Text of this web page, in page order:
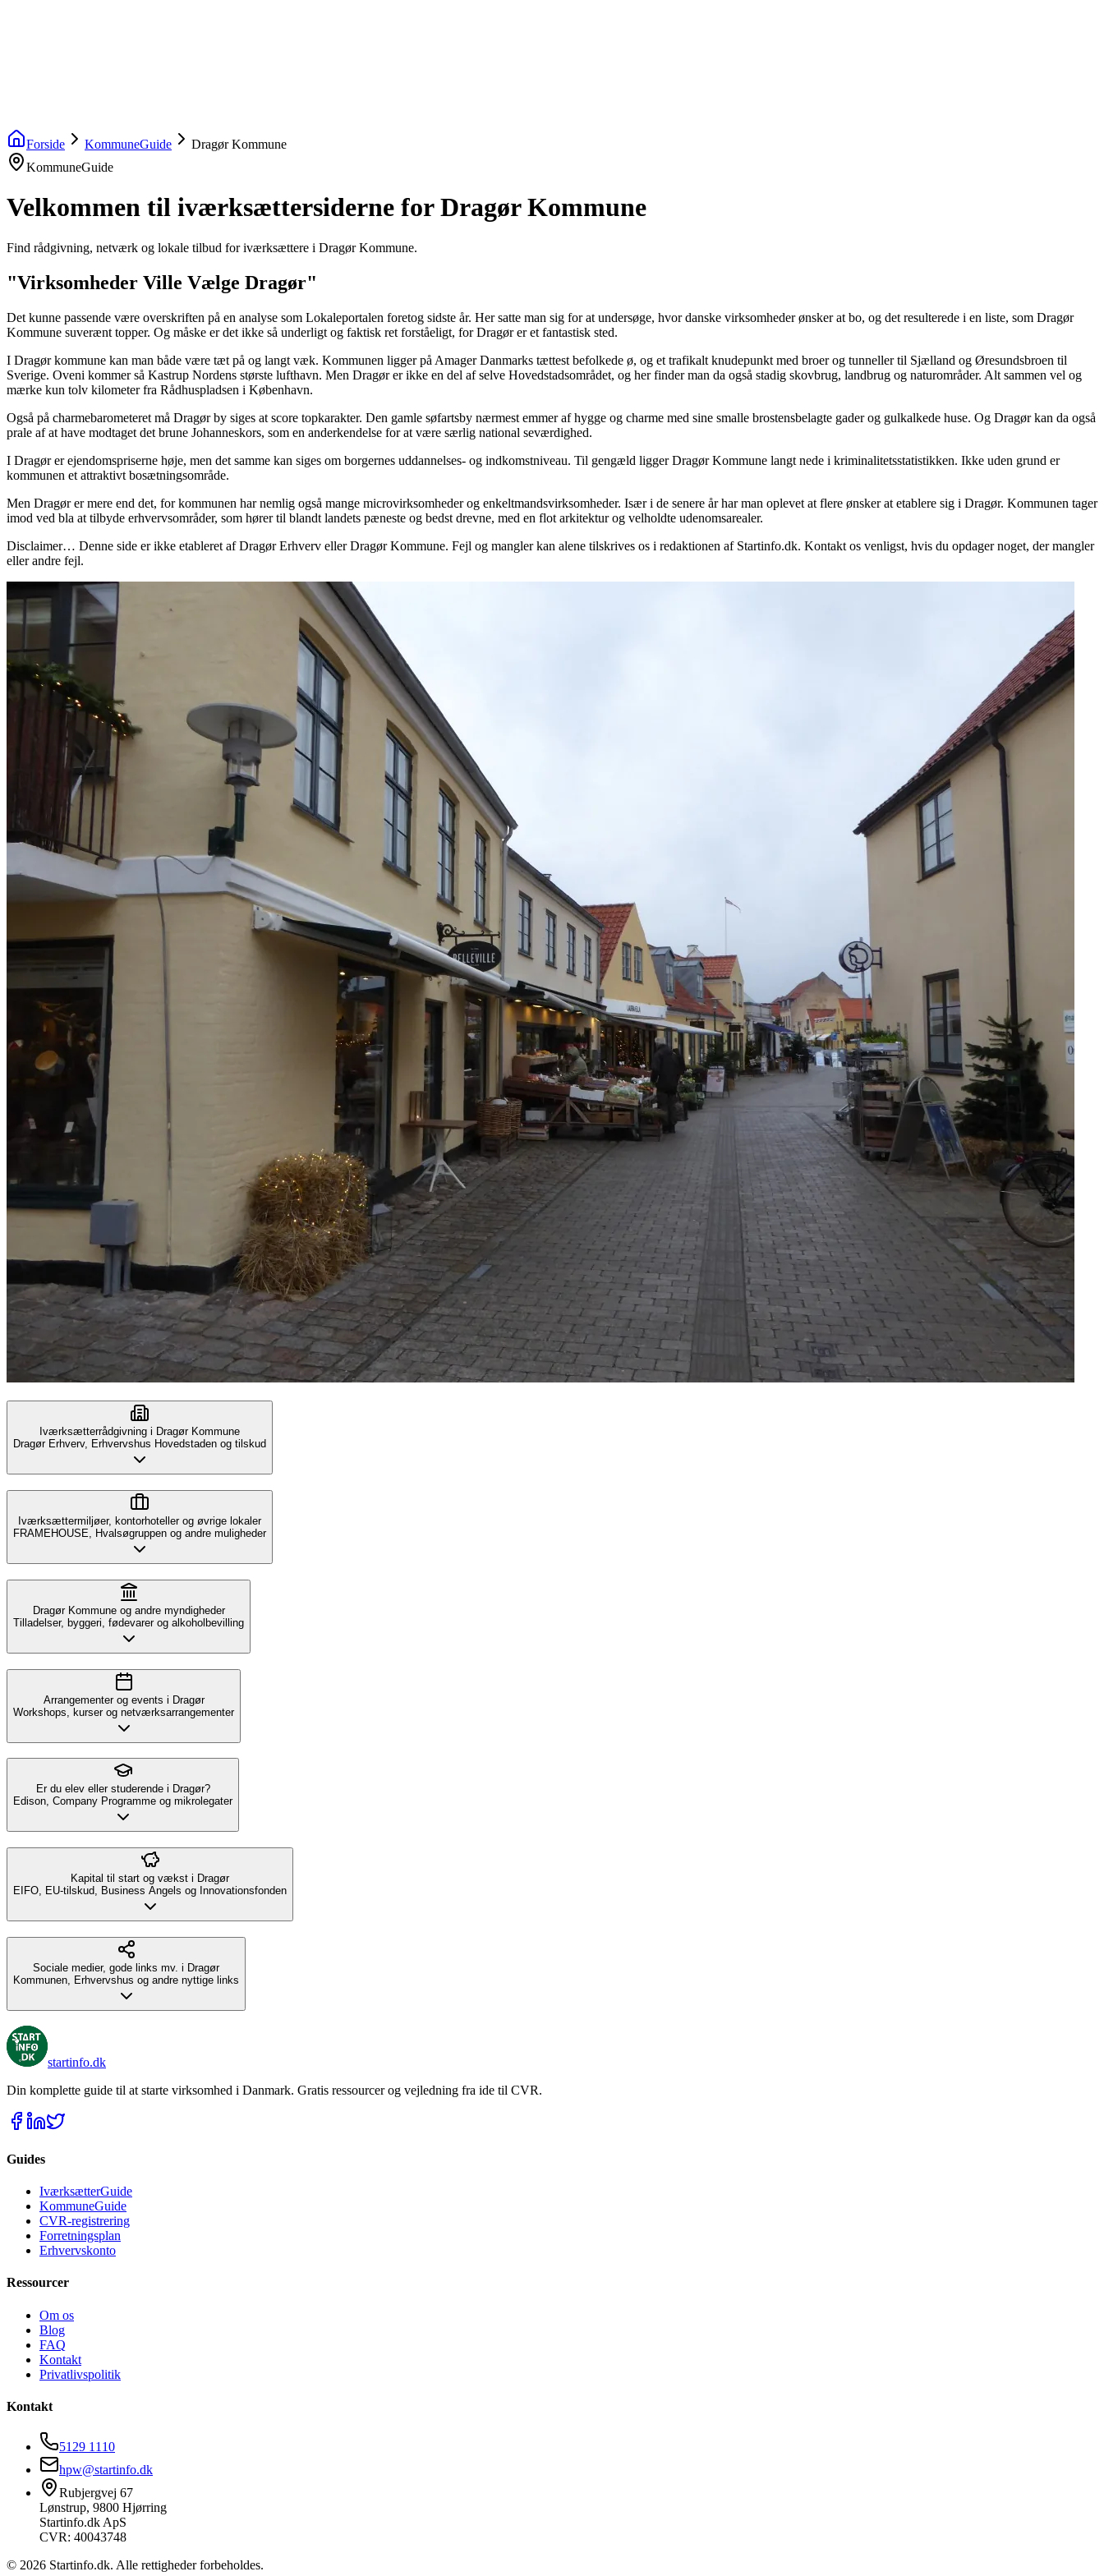
Forside KommuneGuide
Dragør Kommune
KommuneGuide
Velkommen til iværksættersiderne for Dragør Kommune
Find rådgivning, netværk og lokale tilbud for iværksættere i Dragør Kommune.
"Virksomheder Ville Vælge Dragør"
Det kunne passende være overskriften på en analyse som Lokaleportalen foretog sidste år. Her satte man sig for at undersøge, hvor danske virksomheder ønsker at bo, og det resulterede i en liste, som Dragør
Kommune suverænt topper. Og måske er det ikke så underligt og faktisk ret forståeligt, for Dragør er et fantastisk sted.
I Dragør kommune kan man både være tæt på og langt væk. Kommunen ligger på Amager Danmarks tættest befolkede ø, og et trafikalt knudepunkt med broer og tunneller til Sjælland og Øresundsbroen til
Sverige. Oveni kommer så Kastrup Nordens største lufthavn. Men Dragør er ikke en del af selve Hovedstadsområdet, og her finder man da også stadig skovbrug, landbrug og naturområder. Alt sammen vel og
mærke kun tolv kilometer fra Rådhuspladsen i København.
Også på charmebarometeret må Dragør by siges at score topkarakter. Den gamle søfartsby nærmest emmer af hygge og charme med sine smalle brostensbelagte gader og gulkalkede huse. Og Dragør kan da også
prale af at have modtaget det brune Johanneskors, som en anderkendelse for at være særlig national seværdighed.
I Dragør er ejendomspriserne høje, men det samme kan siges om borgernes uddannelses- og indkomstniveau. Til gengæld ligger Dragør Kommune langt nede i kriminalitetsstatistikken. Ikke uden grund er
kommunen et attraktivt bosætningsområde.
Men Dragør er mere end det, for kommunen har nemlig også mange microvirksomheder og enkeltmandsvirksomheder. Især i de senere år har man oplevet at flere ønsker at etablere sig i Dragør. Kommunen tager
imod ved bla at tilbyde erhvervsområder, som hører til blandt landets pæneste og bedst drevne, med en flot arkitektur og velholdte udenomsarealer.
Disclaimer… Denne side er ikke etableret af Dragør Erhverv eller Dragør Kommune. Fejl og mangler kan alene tilskrives os i redaktionen af Startinfo.dk. Kontakt os venligst, hvis du opdager noget, der mangler
eller andre fejl.
Iværksætterrådgivning i Dragør Kommune
Dragør Erhverv, Erhvervshus Hovedstaden og tilskud
Iværksættermiljøer, kontorhoteller og øvrige lokaler
FRAMEHOUSE, Hvalsøgruppen og andre muligheder
Dragør Kommune og andre myndigheder
Tilladelser, byggeri, fødevarer og alkoholbevilling
Arrangementer og events i Dragør
Workshops, kurser og netværksarrangementer
Er du elev eller studerende i Dragør?
Edison, Company Programme og mikrolegater
Kapital til start og vækst i Dragør
EIFO, EU-tilskud, Business Angels og Innovationsfonden
Sociale medier, gode links mv. i Dragør
Kommunen, Erhvervshus og andre nyttige links
startinfo.dk
Din komplette guide til at starte virksomhed i Danmark. Gratis ressourcer og vejledning fra ide til CVR.
Guides
IværksætterGuide
KommuneGuide
CVR-registrering
Forretningsplan
Erhvervskonto
Ressourcer
Om os
Blog
FAQ
Kontakt
Privatlivspolitik
Kontakt
5129 1110
hpw@startinfo.dk
Rubjergvej 67
Lønstrup, 9800 Hjørring
Startinfo.dk ApS
CVR: 40043748
© 2026 Startinfo.dk. Alle rettigheder forbeholdes.